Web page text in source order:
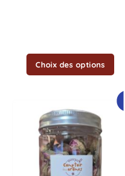
Choix des options